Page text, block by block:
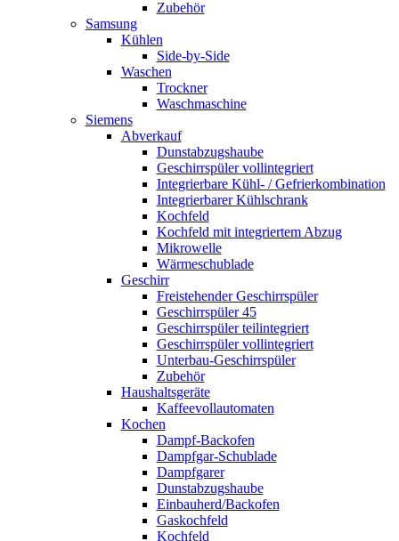
Zubehör
Samsung
Kühlen
Side-by-Side
Waschen
Trockner
Waschmaschine
Siemens
Abverkauf
Dunstabzugshaube
Geschirrspüler vollintegriert
Integrierbare Kühl- / Gefrierkombination
Integrierbarer Kühlschrank
Kochfeld
Kochfeld mit integriertem Abzug
Mikrowelle
Wärmeschublade
Geschirr
Freistehender Geschirrspüler
Geschirrspüler 45
Geschirrspüler teilintegriert
Geschirrspüler vollintegriert
Unterbau-Geschirrspüler
Zubehör
Haushaltsgeräte
Kaffeevollautomaten
Kochen
Dampf-Backofen
Dampfgar-Schublade
Dampfgarer
Dunstabzugshaube
Einbauherd/Backofen
Gaskochfeld
Kochfeld